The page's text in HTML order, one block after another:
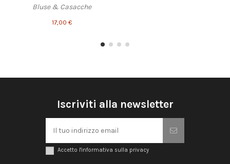
Bluse & Casacche
17,00 €
Iscriviti alla newsletter
Accetto l'informativa sulla privacy